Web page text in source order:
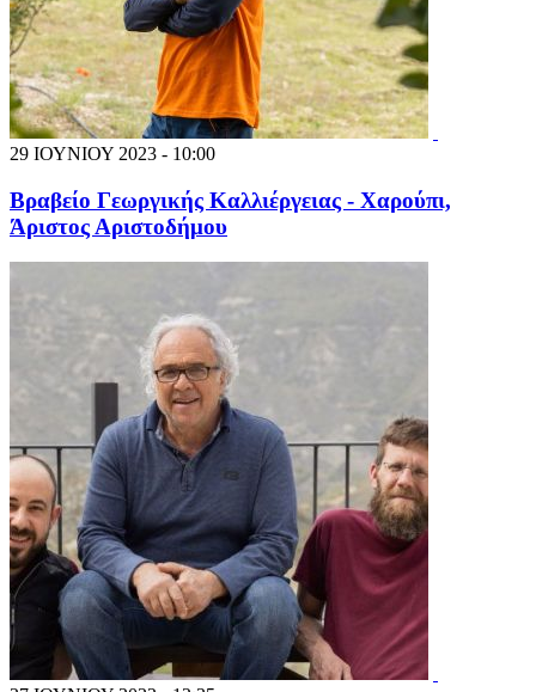
29 ΙΟΥΝΙΟΥ 2023 - 10:00
Βραβείο Γεωργικής Καλλιέργειας - Χαρούπι,
Άριστος Αριστοδήμου